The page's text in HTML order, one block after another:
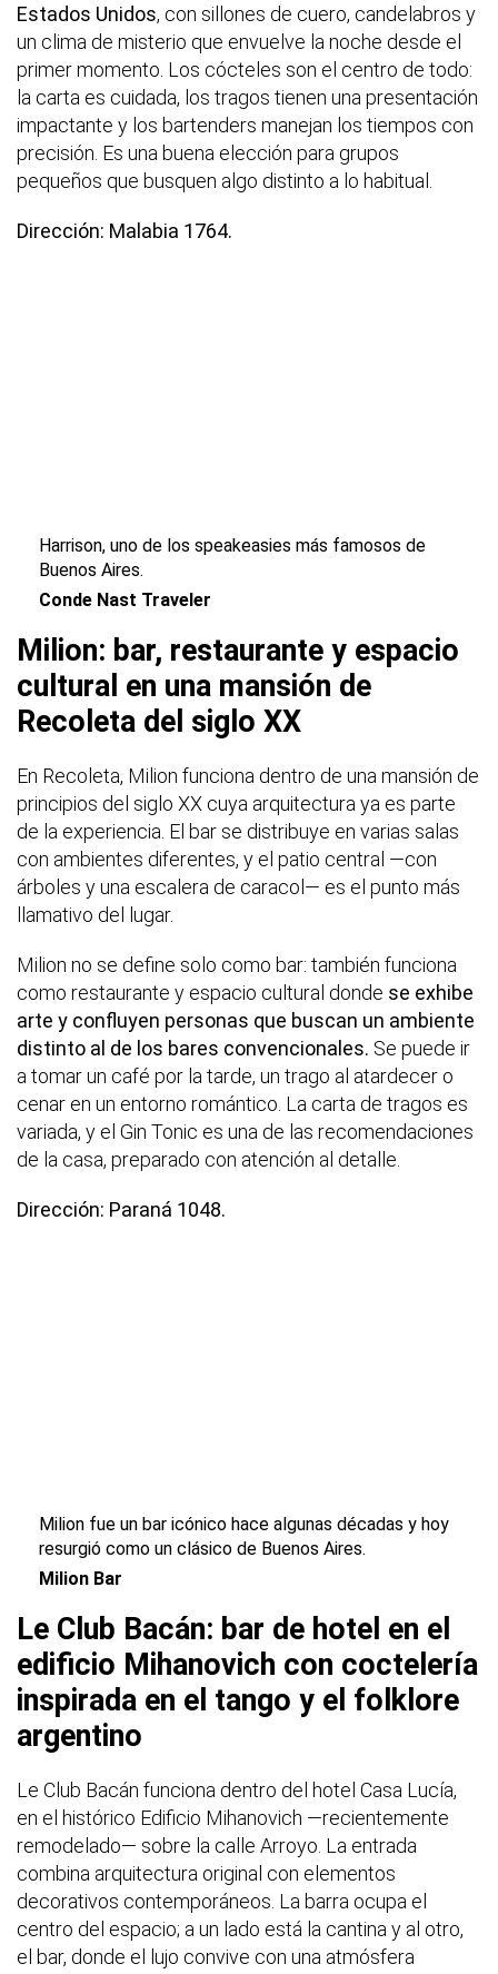
Estados Unidos, con sillones de cuero, candelabros y
un clima de misterio que envuelve la noche desde el
primer momento. Los cócteles son el centro de todo:
la carta es cuidada, los tragos tienen una presentación
impactante y los bartenders manejan los tiempos con
precisión. Es una buena elección para grupos
pequeños que busquen algo distinto a lo habitual.
Dirección: Malabia 1764.
Harrison, uno de los speakeasies más famosos de
Buenos Aires.
Conde Nast Traveler
Milion: bar, restaurante y espacio
cultural en una mansión de
Recoleta del siglo XX
En Recoleta, Milion funciona dentro de una mansión de
principios del siglo XX cuya arquitectura ya es parte
de la experiencia. El bar se distribuye en varias salas
con ambientes diferentes, y el patio central —con
árboles y una escalera de caracol— es el punto más
llamativo del lugar.
Milion no se define solo como bar: también funciona
como restaurante y espacio cultural donde se exhibe
arte y confluyen personas que buscan un ambiente
distinto al de los bares convencionales. Se puede ir
a tomar un café por la tarde, un trago al atardecer o
cenar en un entorno romántico. La carta de tragos es
variada, y el Gin Tonic es una de las recomendaciones
de la casa, preparado con atención al detalle.
Dirección: Paraná 1048.
Milion fue un bar icónico hace algunas décadas y hoy
resurgió como un clásico de Buenos Aires.
Milion Bar
Le Club Bacán: bar de hotel en el
edificio Mihanovich con coctelería
inspirada en el tango y el folklore
argentino
Le Club Bacán funciona dentro del hotel Casa Lucía,
en el histórico Edificio Mihanovich —recientemente
remodelado— sobre la calle Arroyo. La entrada
combina arquitectura original con elementos
decorativos contemporáneos. La barra ocupa el
centro del espacio; a un lado está la cantina y al otro,
el bar, donde el lujo convive con una atmósfera